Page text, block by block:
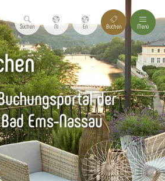
Suchen Nl En Buchen Menü
der
Ems-Nassau